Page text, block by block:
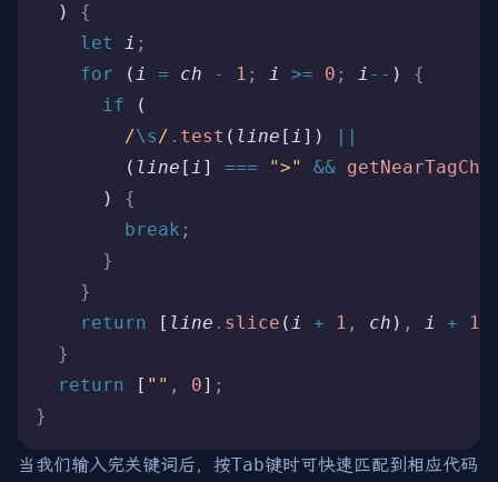
  )
{
    let
i ;
    for
(i = ch - 1 ; i >= 0 ; i -- ) {
      if
(
        /
\s/ . test ( line [i ])
||
        (
line [i ] === ">" &&
      )
{
        break
;
      }
    }
    return
[ line . slice (i + 1 , ch ) , i + 1
  }
  return
[ "" , 0] ;
}
当我们输入完关键词后，按Tab键时可快速匹配到相应代码